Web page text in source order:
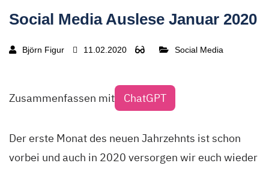
Social Media Auslese Januar 2020
Björn Figur 11.02.2020 Social Media
Zusammenfassen mit ChatGPT
Der erste Monat des neuen Jahrzehnts ist schon
vorbei und auch in 2020 versorgen wir euch wieder